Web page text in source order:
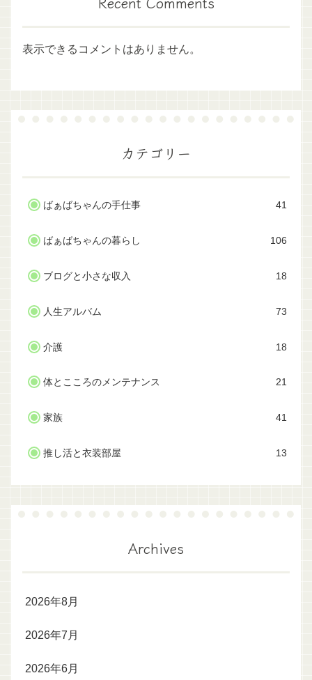
表示できるコメントはありません。
カテゴリー
ばぁばちゃんの手仕事 41
ばぁばちゃんの暮らし 106
ブログと小さな収入 18
人生アルバム 73
介護 18
体とこころのメンテナンス 21
家族 41
推し活と衣装部屋 13
Archives
2026年8月
2026年7月
2026年6月